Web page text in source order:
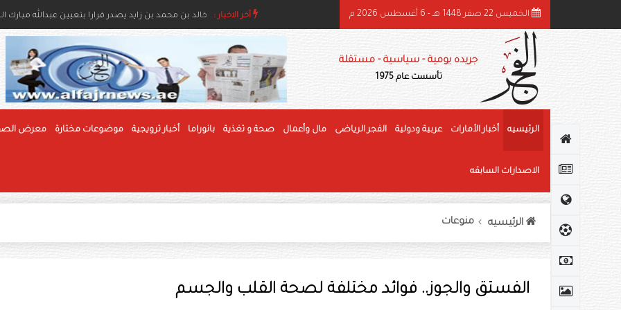
أخر الاخبار :
منصور بن زايد: الإمارات، تواصل ترسيخ نهجها بن زايد: توفير المساكن الملائمة للمواطنين في العين يُمثِّل أولوية استراتيجية
الخميس 22 صفر 1448 هـ - 6 أغسطس 2026 م
جريده يومية - سياسية - مستقلة
تأسست عام 1975
الرئيسيه أخبار الأمارات عربية ودولية الفجر الرياضى مال وأعمال صحة و تغذية بانوراما أخبار ترويجية موضوعات مختارة معرض
الاصدارات السابقه
الرئيسيه منوعات
الفستق والجوز.. فوائد مختلفة لصحة القلب والجسم